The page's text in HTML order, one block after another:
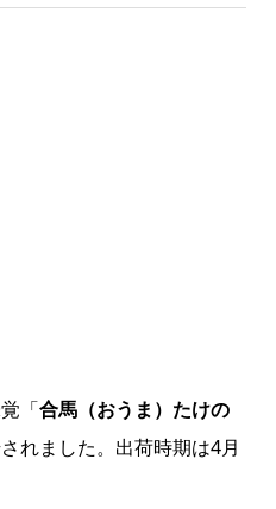
「合馬（おうま）たけの
れました。出荷時期は4月